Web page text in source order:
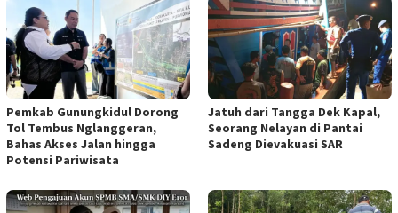
Pemkab Gunungkidul Dorong
Tol Tembus Nglanggeran,
Bahas Akses Jalan hingga
Potensi Pariwisata
Jatuh dari Tangga Dek Kapal,
Seorang Nelayan di Pantai
Sadeng Dievakuasi SAR